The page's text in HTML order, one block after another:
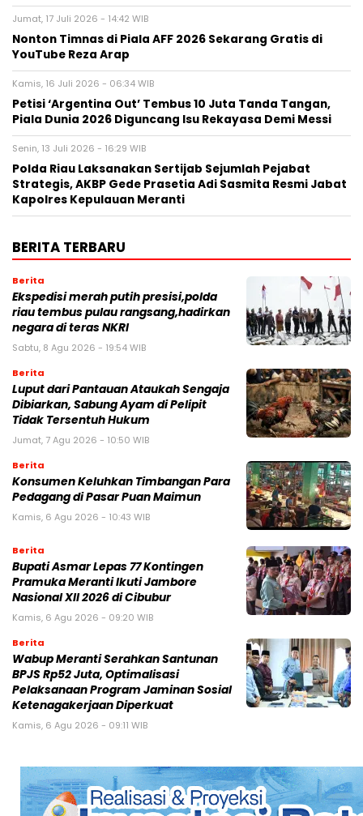
Jumat, 17 Juli 2026 - 14:42 WIB
Nonton Timnas di Piala AFF 2026 Sekarang Gratis di
YouTube Reza Arap
Kamis, 16 Juli 2026 - 06:34 WIB
Petisi ‘Argentina Out’ Tembus 10 Juta Tanda Tangan,
Piala Dunia 2026 Diguncang Isu Rekayasa Demi Messi
Senin, 13 Juli 2026 - 16:29 WIB
Polda Riau Laksanakan Sertijab Sejumlah Pejabat
Strategis, AKBP Gede Prasetia Adi Sasmita Resmi Jabat
Kapolres Kepulauan Meranti
BERITA TERBARU
Berita
Ekspedisi merah putih presisi,polda
riau tembus pulau rangsang,hadirkan
negara di teras NKRI
Sabtu, 8 Agu 2026 - 19:54 WIB
Berita
Luput dari Pantauan Ataukah Sengaja
Dibiarkan, Sabung Ayam di Pelipit
Tidak Tersentuh Hukum
Jumat, 7 Agu 2026 - 10:50 WIB
Berita
Konsumen Keluhkan Timbangan Para
Pedagang di Pasar Puan Maimun
Kamis, 6 Agu 2026 - 10:43 WIB
Berita
Bupati Asmar Lepas 77 Kontingen
Pramuka Meranti Ikuti Jambore
Nasional XII 2026 di Cibubur
Kamis, 6 Agu 2026 - 09:20 WIB
Berita
Wabup Meranti Serahkan Santunan
BPJS Rp52 Juta, Optimalisasi
Pelaksanaan Program Jaminan Sosial
Ketenagakerjaan Diperkuat
Kamis, 6 Agu 2026 - 09:11 WIB